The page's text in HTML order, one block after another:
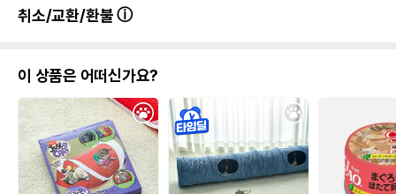
취소/교환/환불
이 상품은 어떠신가요?